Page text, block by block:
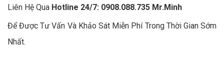
Liên Hệ Qua Hotline 24/7: 0908.088.735 Mr.Minh
Để Được Tư Vấn Và Khảo Sát Miễn Phí Trong Thời Gian Sớm
Nhất.